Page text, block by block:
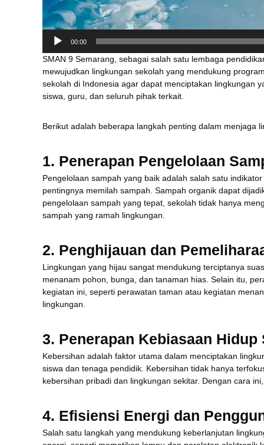
00:00
SMAN 9 Semarang, sebagai salah satu lembaga
mewujudkan lingkungan sekolah yang mendukung
sekolah di Indonesia agar dapat menciptakan lingkungan
siswa, guru, dan seluruh pihak terkait.
Berikut adalah beberapa langkah penting dalam menjaga
1. Penerapan Pengelolaan
Pengelolaan sampah yang baik adalah salah satu
pentingnya memilah sampah. Sampah organik dapat
pengelolaan sampah yang tepat, sekolah tidak hanya
sampah yang ramah lingkungan.
2. Penghijauan dan
Lingkungan yang hijau sangat mendukung terciptanya
menanam pohon, bunga, dan tanaman hias. Selain itu,
kegiatan ini, seperti perawatan taman atau kegiatan
lingkungan.
3. Penerapan Kebiasaan Hidup
Kebersihan adalah faktor utama dalam menciptakan
siswa dan tenaga pendidik. Kebersihan tidak hanya
kebersihan pribadi dan lingkungan sekitar. Dengan cara
4. Efisiensi Energi dan
Salah satu langkah yang mendukung keberlanjutan